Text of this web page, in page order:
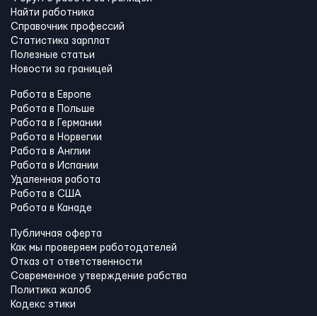
Найти работника
Справочник профессий
Статистика зарплат
Полезные статьи
Новости за границей
Работа в Европе
Работа в Польше
Работа в Германии
Работа в Норвегии
Работа в Англии
Работа в Испании
Удаленная работа
Работа в США
Работа в Канадe
Публичная оферта
Как мы проверяем работодателей
Отказ от ответственности
Современное утверждение рабства
Политика жалоб
Кодекс этики